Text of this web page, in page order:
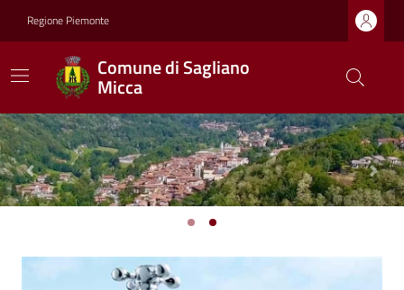
Regione Piemonte
Comune di Sagliano
Micca
Previous Next
Ultime notizie